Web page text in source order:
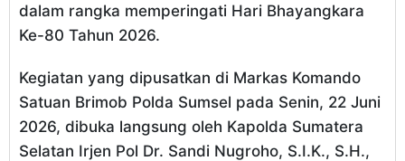
dalam rangka memperingati Hari Bhayangkara
Ke-80 Tahun 2026.
Kegiatan yang dipusatkan di Markas Komando
Satuan Brimob Polda Sumsel pada Senin, 22 Juni
2026, dibuka langsung oleh Kapolda Sumatera
Selatan Irjen Pol Dr. Sandi Nugroho, S.I.K., S.H.,